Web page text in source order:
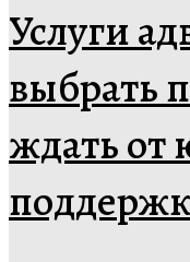
Услуги
выбрать
ждать от